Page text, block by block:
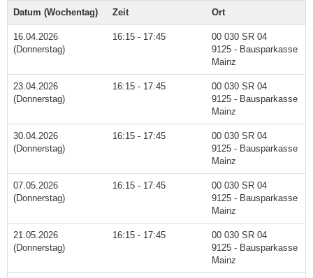
Datum (Wochentag) Zeit Ort
16.04.2026
(Donnerstag)
16:15 - 17:45
00 030 SR 04
9125 - Bausparkasse
Mainz
23.04.2026
(Donnerstag)
16:15 - 17:45
00 030 SR 04
9125 - Bausparkasse
Mainz
30.04.2026
(Donnerstag)
16:15 - 17:45
00 030 SR 04
9125 - Bausparkasse
Mainz
07.05.2026
(Donnerstag)
16:15 - 17:45
00 030 SR 04
9125 - Bausparkasse
Mainz
21.05.2026
(Donnerstag)
16:15 - 17:45
00 030 SR 04
9125 - Bausparkasse
Mainz